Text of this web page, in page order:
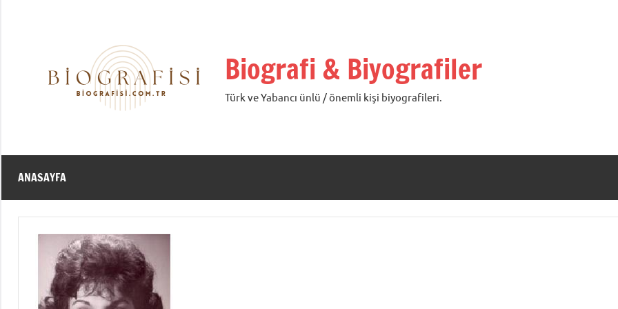
Biografi & Biyografiler
Türk ve Yabancı ünlü / önemli kişi biyografileri.
ANASAYFA